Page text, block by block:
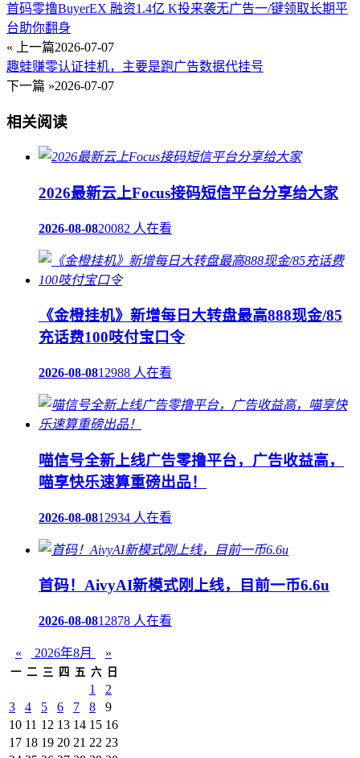
首码零撸BuyerEX 融资1.4亿 K投来袭无广告一/键领取长期平
台助你翻身
« 上一篇2026-07-07
趣蛙赚零认证挂机，主要是跑广告数据代挂号
下一篇 »2026-07-07
相关阅读
2026最新云上Focus接码短信平台分享给大家
2026-08-0820082 人在看
《金橙挂机》新增每日大转盘最高888现金/85
充话费100吱付宝口令
2026-08-0812988 人在看
喵信号全新上线广告零撸平台，广告收益高，
喵享快乐速算重磅出品！
2026-08-0812934 人在看
首码！AivyAI新模式刚上线，目前一币6.6u
2026-08-0812878 人在看
« 2026年8月 »
一 二 三 四 五 六 日
1
2
3
4 5 6 7 8
9
10 11 12 13 14 15 16
17 18 19 20 21 22 23